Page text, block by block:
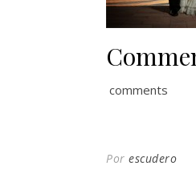
comments
Por escudero